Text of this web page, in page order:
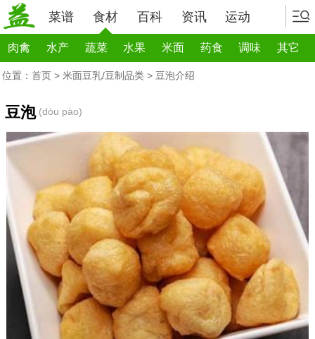
菜谱 食材 百科 资讯 运动
肉禽 水产 蔬菜 水果 米面 药食 调味 其它
位置： 首页 > 米面豆乳/豆制品类 > 豆泡介绍
豆泡 (dòu pào)